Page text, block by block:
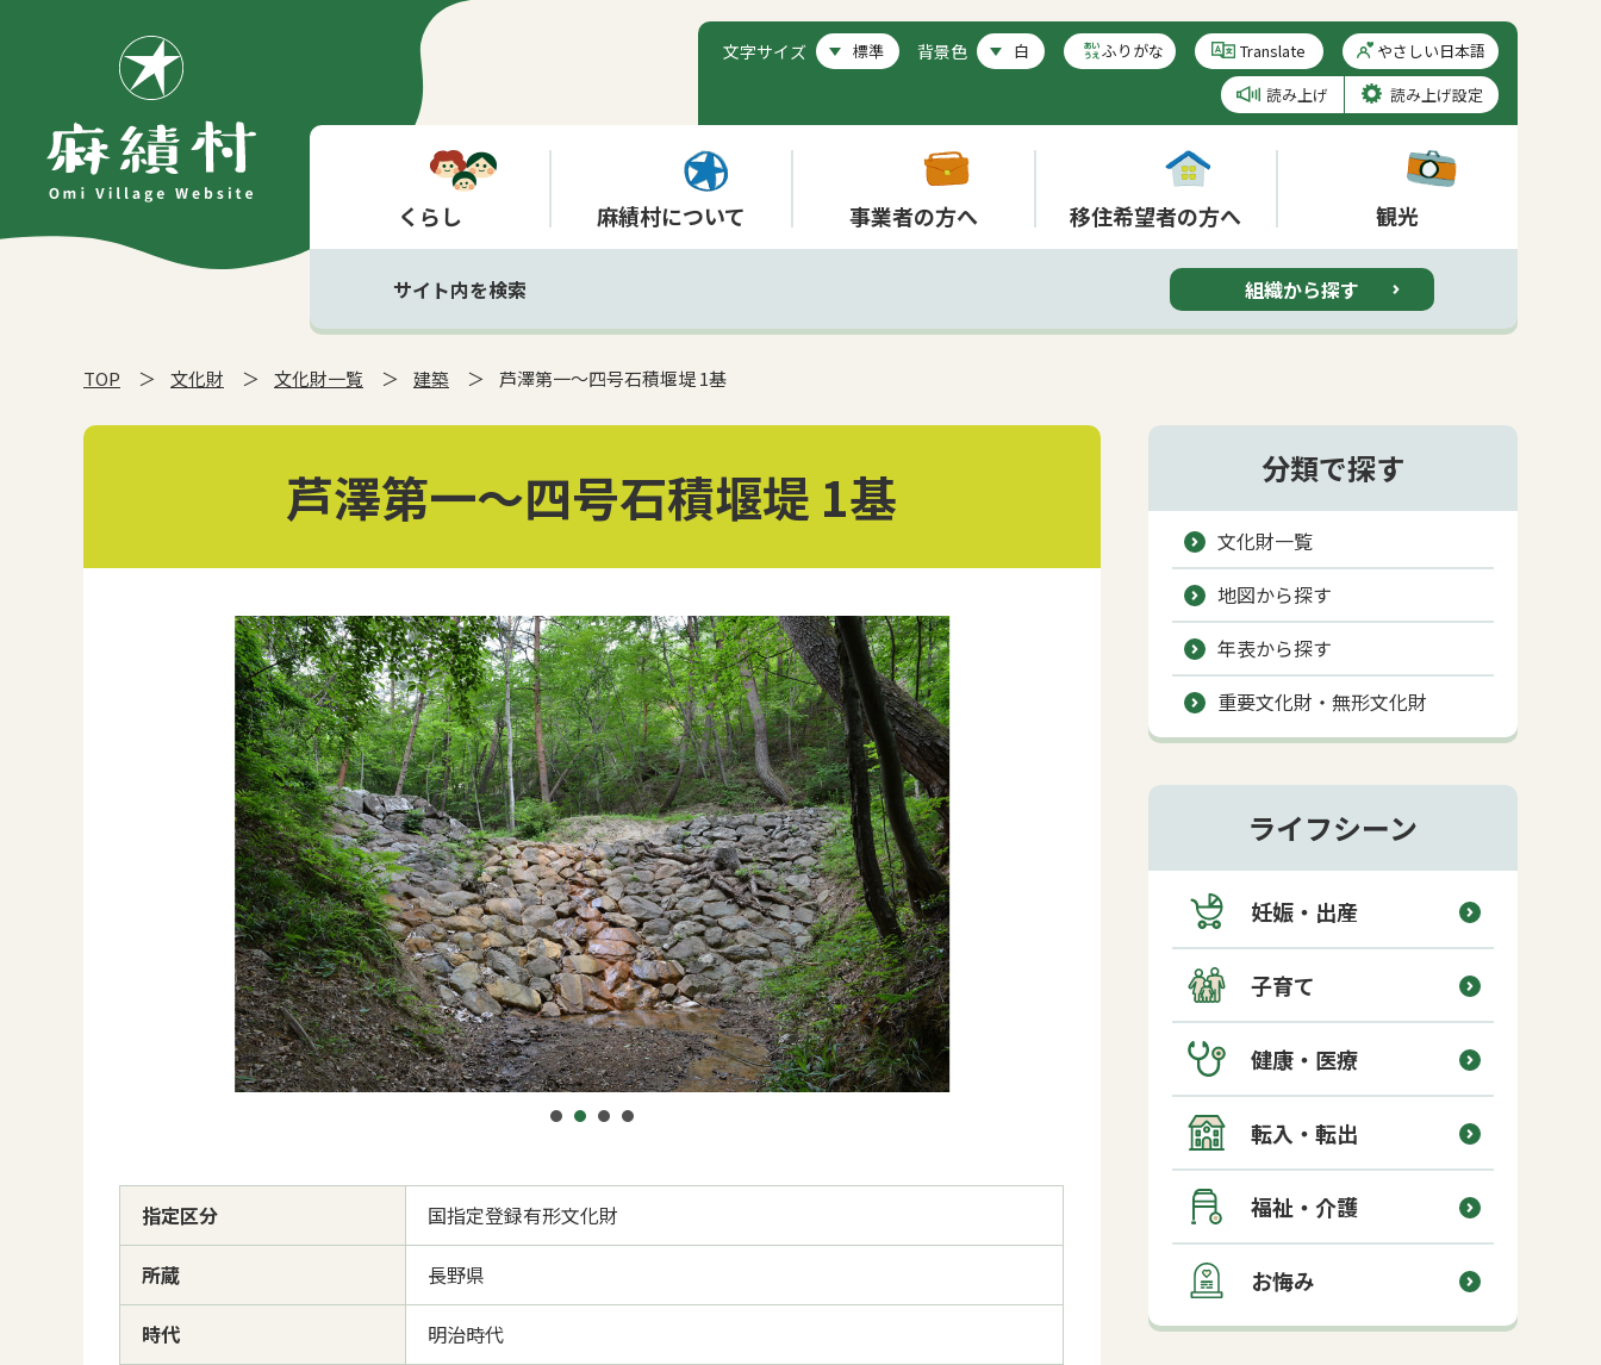
文字サイズ 背景色 ふりがな
やさしい日本語
読み上げ
読み上げ設定
くらし 麻績村について 事業者の方へ 移住希望者の方へ 観光
サイト内を検索 組織から探す
TOP 文化財 文化財一覧 建築 芦澤第一～四号石積堰堤 1基
芦澤第一～四号石積堰堤 1基
指定区分 国指定登録有形文化財
所蔵 長野県
時代 明治時代
分類で探す
文化財一覧
地図から探す
年表から探す
重要文化財・無形文化財
ライフシーン
妊娠・出産
子育て
健康・医療
転入・転出
福祉・介護
お悔み